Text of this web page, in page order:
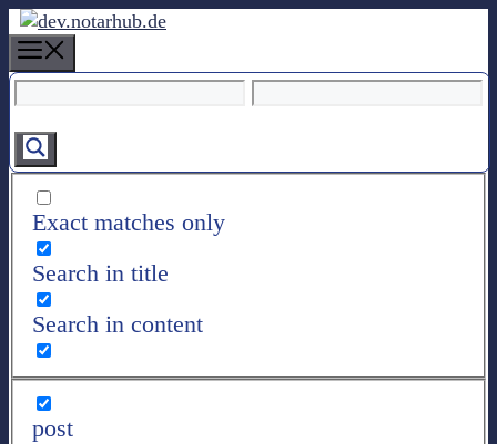
m
a
g
e
Exact matches only
Search in title
Search in content
post